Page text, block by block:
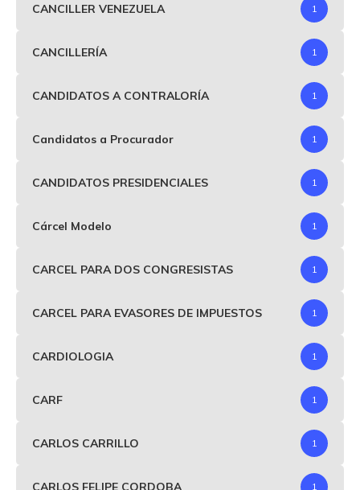
CANCILLER VENEZUELA 1
CANCILLERÍA 1
CANDIDATOS A CONTRALORÍA 1
Candidatos a Procurador 1
CANDIDATOS PRESIDENCIALES 1
Cárcel Modelo 1
CARCEL PARA DOS CONGRESISTAS 1
CARCEL PARA EVASORES DE IMPUESTOS 1
CARDIOLOGIA 1
CARF 1
CARLOS CARRILLO 1
CARLOS FELIPE CORDOBA 1